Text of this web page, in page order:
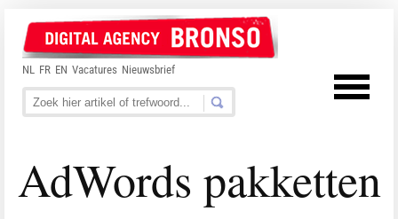
NL FR EN Vacatures Nieuwsbrief
AdWords pakketten